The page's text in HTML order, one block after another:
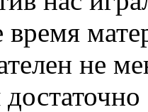
время
не